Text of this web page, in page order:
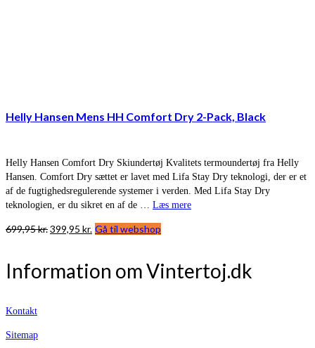
Helly Hansen Mens HH Comfort Dry 2-Pack, Black
Helly Hansen Comfort Dry Skiundertøj Kvalitets termoundertøj fra Helly
Hansen. Comfort Dry sættet er lavet med Lifa Stay Dry teknologi, der er et
af de fugtighedsregulerende systemer i verden. Med Lifa Stay Dry
teknologien, er du sikret en af de … Læs mere
699,95kr.Den
var:
399,95 kr. Den
er:
Gå til webshop
Information om Vintertoj.dk
Kontakt
Sitemap